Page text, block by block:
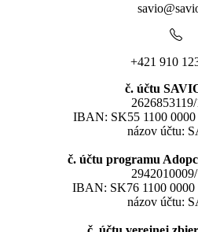
+421 910
č. účtu
IBAN: SK55 1100 0000
názov účtu:
č. účtu programu
IBAN: SK76 1100 0000
názov účtu: